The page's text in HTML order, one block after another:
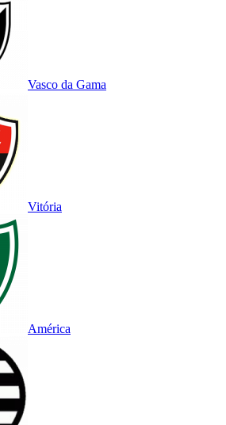
Vasco da Gama
Vitória
América